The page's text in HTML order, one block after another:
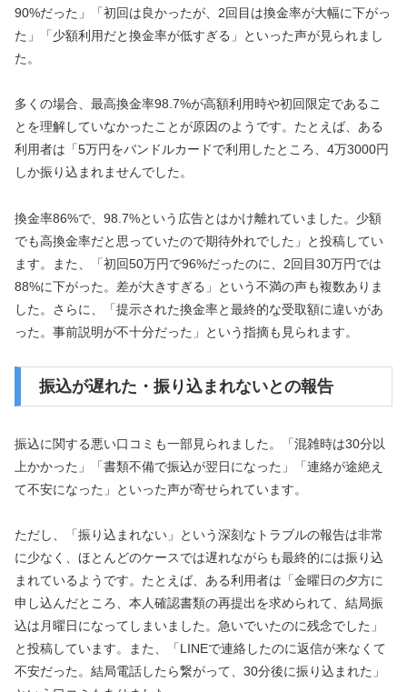
90%だった」「初回は良かったが、2回目は換金率が大幅に下がっ
た」「少額利用だと換金率が低すぎる」といった声が見られまし
た。
多くの場合、最高換金率98.7%が高額利用時や初回限定であるこ
とを理解していなかったことが原因のようです。たとえば、ある
利用者は「5万円をバンドルカードで利用したところ、4万3000円
しか振り込まれませんでした。
換金率86%で、98.7%という広告とはかけ離れていました。少額
でも高換金率だと思っていたので期待外れでした」と投稿してい
ます。また、「初回50万円で96%だったのに、2回目30万円では
88%に下がった。差が大きすぎる」という不満の声も複数ありま
した。さらに、「提示された換金率と最終的な受取額に違いがあ
った。事前説明が不十分だった」という指摘も見られます。
振込が遅れた・振り込まれないとの報告
振込に関する悪い口コミも一部見られました。「混雑時は30分以
上かかった」「書類不備で振込が翌日になった」「連絡が途絶え
て不安になった」といった声が寄せられています。
ただし、「振り込まれない」という深刻なトラブルの報告は非常
に少なく、ほとんどのケースでは遅れながらも最終的には振り込
まれているようです。たとえば、ある利用者は「金曜日の夕方に
申し込んだところ、本人確認書類の再提出を求められて、結局振
込は月曜日になってしまいました。急いでいたのに残念でした」
と投稿しています。また、「LINEで連絡したのに返信が来なくて
不安だった。結局電話したら繋がって、30分後に振り込まれた」